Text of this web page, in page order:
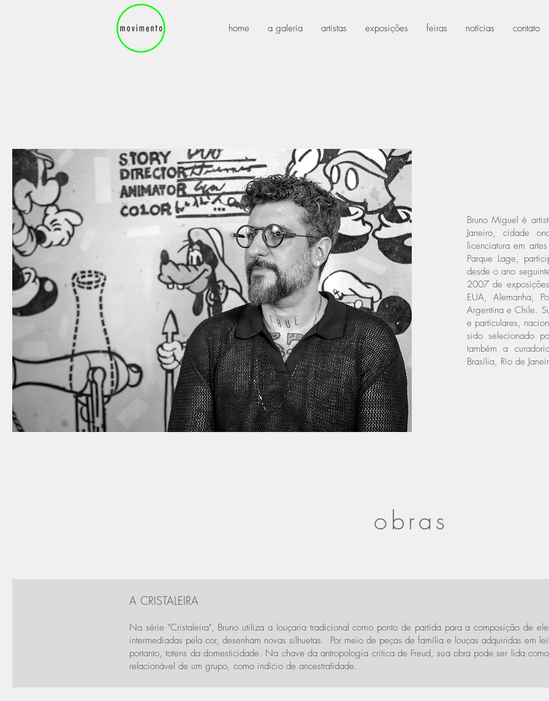
home a galeria artistas exposições feiras notícias contato
Bruno Miguel é
Janeiro, cidade
licenciatura em
Parque Lage,
desde o ano
2007 de
EUA, Alemanha,
Argentina e Chile.
e particulares,
sido selecionado
também a
Brasília, Rio de
obras
A CRISTALEIRA
Na série "Cristaleira", Bruno utiliza a louçaria tradicional como ponto de partida para a composição de
intermediadas pela cor, desenham novas silhuetas. Por meio de peças de família e louças adquiridas em
portanto, totens da domesticidade. Na chave da antropologia crítica de Freud, sua obra pode ser lida
relacionável de um grupo, como indício de ancestralidade.